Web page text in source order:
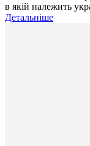
в якій належить
Детальніше